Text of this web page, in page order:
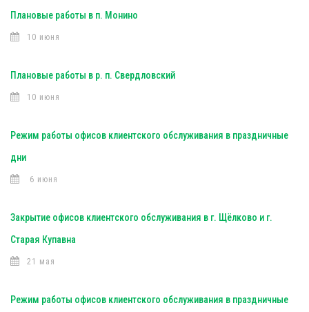
Плановые работы в п. Монино
10 июня
Плановые работы в р. п. Свердловский
10 июня
Режим работы офисов клиентского обслуживания в праздничные
дни
6 июня
Закрытие офисов клиентского обслуживания в г. Щёлково и г.
Старая Купавна
21 мая
Режим работы офисов клиентского обслуживания в праздничные